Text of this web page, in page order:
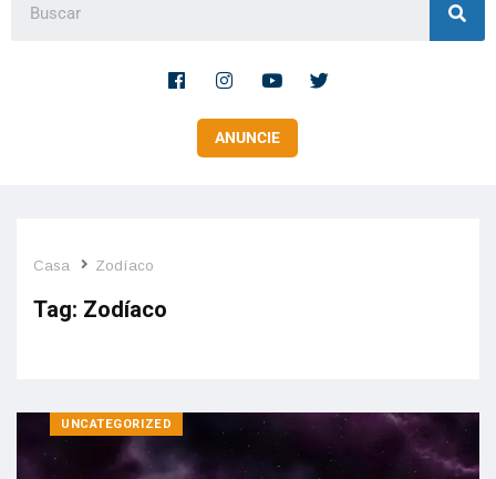
ANUNCIE
Casa Zodíaco
Tag: Zodíaco
UNCATEGORIZED